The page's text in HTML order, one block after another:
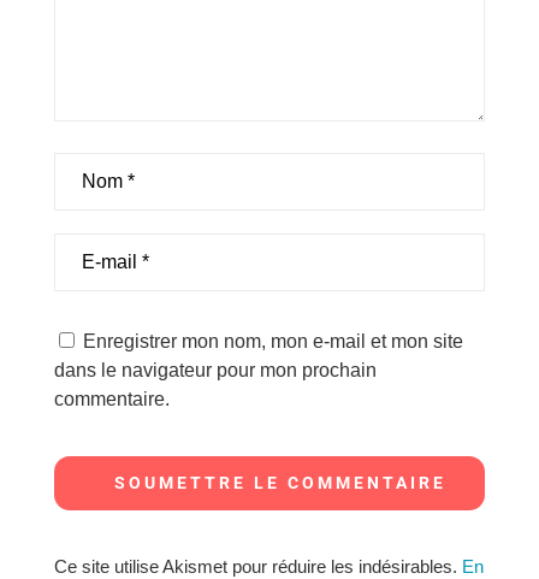
Enregistrer mon nom, mon e-mail et mon site
dans le navigateur pour mon prochain
commentaire.
SOUMETTRE LE COMMENTAIRE
Ce site utilise Akismet pour réduire les indésirables. En